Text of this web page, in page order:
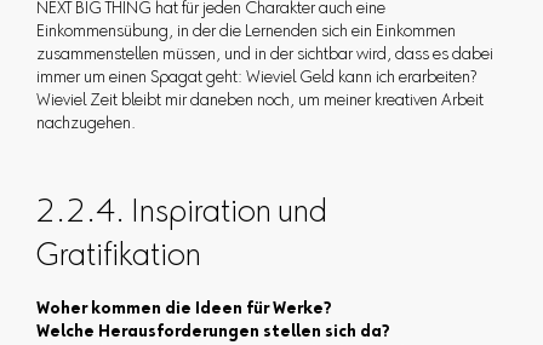
NEXT BIG THING hat für jeden Charakter auch eine
Einkommensübung, in der die Lernenden sich ein Einkommen
zusammenstellen müssen, und in der sichtbar wird, dass es dabei
immer um einen Spagat geht: Wieviel Geld kann ich erarbeiten?
Wieviel Zeit bleibt mir daneben noch, um meiner kreativen Arbeit
nachzugehen.
2.2.4. Inspiration und
Gratifikation
Woher kommen die Ideen für Werke?
Welche Herausforderungen stellen sich da?